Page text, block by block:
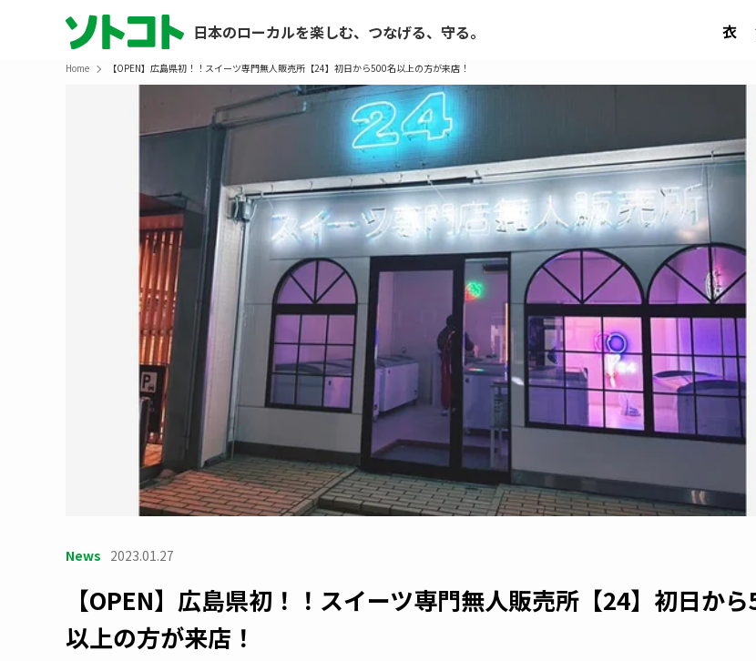
日本のローカルを楽しむ、つなげる、守る。 衣
Home 【OPEN】広島県初！！スイーツ専門無人販売所【24】初日から500名以上の方が来店！
News 2023.01.27
【OPEN】広島県初！！スイーツ専門無人販売所【24】初日か
以上の方が来店！